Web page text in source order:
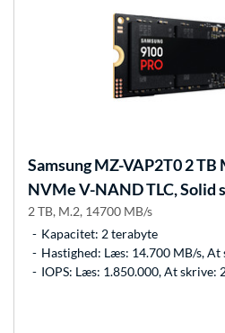
SamsungMZ-VAP2T0 2 TB
NVMe V-NAND TLC, Solid
2 TB, M.2, 14700 MB/s
Kapacitet: 2 terabyte
Hastighed: Læs: 14.700 MB/s,
IOPS: Læs: 1.850.000, At skrive: